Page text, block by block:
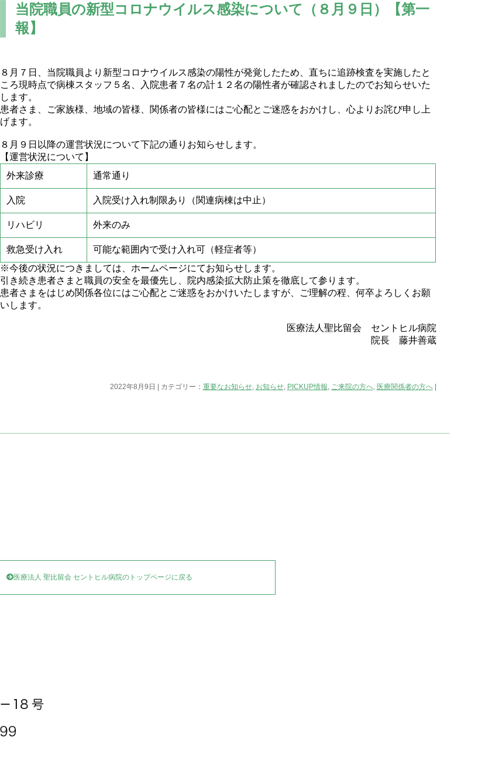
当院職員の新型コロナウイルス感染について（８月９日）【第一
報】
８月７日、当院職員より新型コロナウイルス感染の陽性が発覚したため、直ちに追跡検査を実施したと
ころ現時点で病棟スタッフ５名、入院患者７名の計１２名の陽性者が確認されましたのでお知らせいた
します。
患者さま、ご家族様、地域の皆様、関係者の皆様にはご心配とご迷惑をおかけし、心よりお詫び申し上
げます。
８月９日以降の運営状況について下記の通りお知らせします。
【運営状況について】
外来診療
通常通り
入院 入院受け入れ制限あり（関連病棟は中止）
リハビリ 外来のみ
救急受け入れ
可能な範囲内で受け入れ可（軽症者等）
※今後の状況につきましては、ホームページにてお知らせします。
引き続き患者さまと職員の安全を最優先し、院内感染拡大防止策を徹底して参ります。
患者さまをはじめ関係各位にはご心配とご迷惑をおかけいたしますが、ご理解の程、何卒よろしくお願
いします。
医療法人聖比留会 セントヒル病院
院長 藤井善蔵
2022年8月9日 | カテゴリー： 重要なお知らせ, お知らせ, PICKUP情報, ご来院の方へ, 医療関係者の方へ|
医療法人 聖比留会 セントヒル病院のトップページに戻る